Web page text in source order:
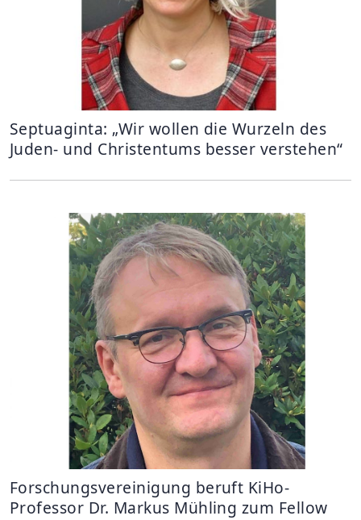
Septuaginta: „Wir wollen die Wurzeln des
Juden- und Christentums besser verstehen“
Forschungsvereinigung beruft KiHo-
Professor Dr. Markus Mühling zum Fellow